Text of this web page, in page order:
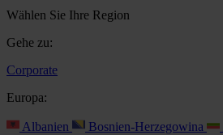
Wählen Sie Ihre Region
Gehe zu:
Corporate
Europa:
Albanien Bosnien-Herzegowina